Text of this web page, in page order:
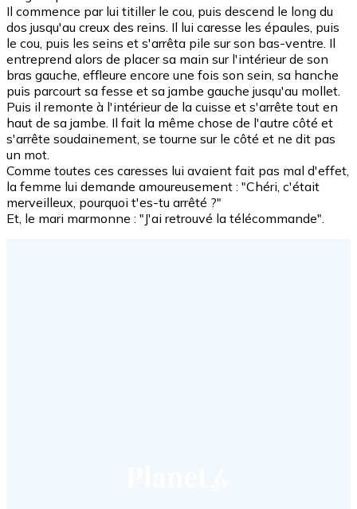
Il commence par lui titiller le cou, puis descend le long du
dos jusqu'au creux des reins. Il lui caresse les épaules, puis
le cou, puis les seins et s'arrêta pile sur son bas-ventre. Il
entreprend alors de placer sa main sur l'intérieur de son
bras gauche, effleure encore une fois son sein, sa hanche
puis parcourt sa fesse et sa jambe gauche jusqu'au mollet.
Puis il remonte à l'intérieur de la cuisse et s'arrête tout en
haut de sa jambe. Il fait la même chose de l'autre côté et
s'arrête soudainement, se tourne sur le côté et ne dit pas
un mot.
Comme toutes ces caresses lui avaient fait pas mal d'effet,
la femme lui demande amoureusement : "Chéri, c'était
merveilleux, pourquoi t'es-tu arrêté ?"
Et, le mari marmonne : "J'ai retrouvé la télécommande".